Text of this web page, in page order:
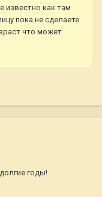
известно как там
пока не сделаете
что может
годы!